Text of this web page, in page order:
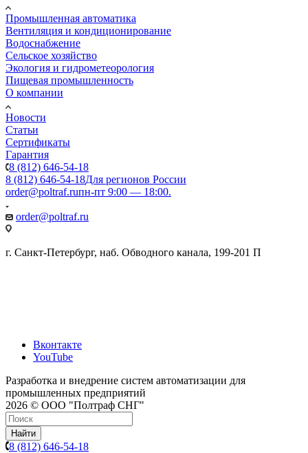
Промышленная автоматика
Вентиляция и кондиционирование
Водоснабжение
Сельское хозяйство
Экология и гидрометеорология
Пищевая промышленность
О компании
Новости
Статьи
Сертификаты
Гарантия
8 (812) 646-54-18
8 (812) 646-54-18Для регионов России
order@poltraf.ruпн-пт 9:00 — 18:00.
order@poltraf.ru
г. Санкт-Петербург, наб. Обводного канала, 199-201 П
Вконтакте
YouTube
Разработка и внедрение систем автоматизации для
промышленных предприятий
2026 © ООО "Полтраф СНГ"
Найти
8 (812) 646-54-18